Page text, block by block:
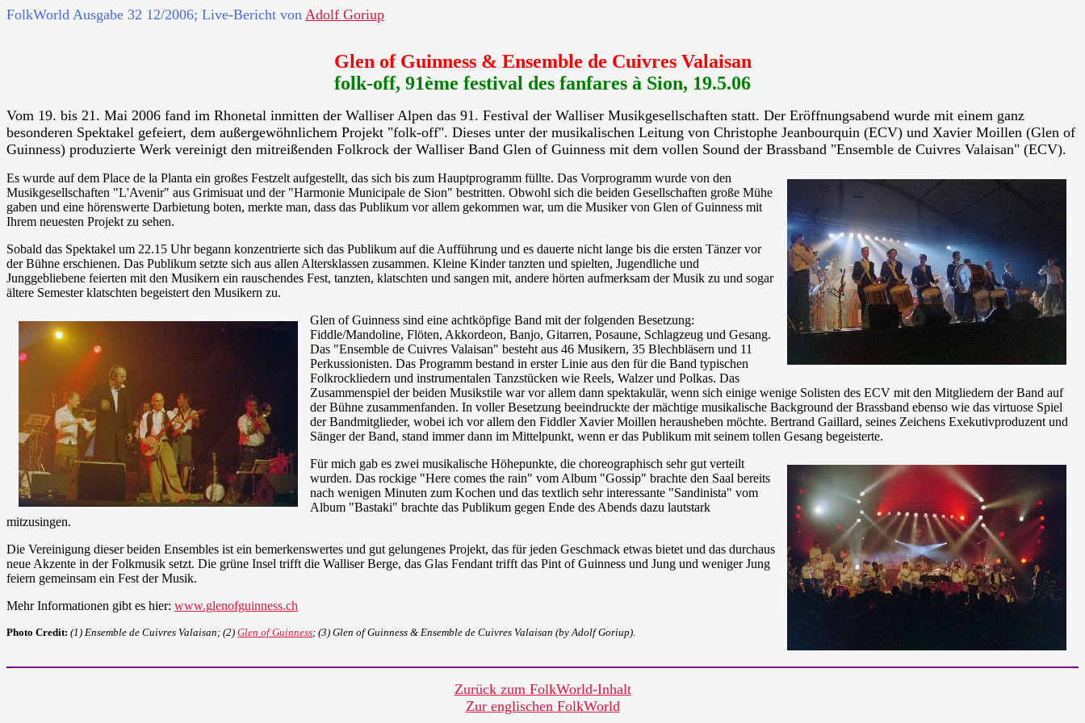
FolkWorld Ausgabe 32 12/2006; Live-Bericht von Adolf Goriup
Glen of Guinness & Ensemble de Cuivres Valaisan
folk-off, 91ème festival des fanfares à Sion, 19.5.06
Vom 19. bis 21. Mai 2006 fand im Rhonetal inmitten der Walliser Alpen das 91. Festival der Walliser Musikgesellschaften statt. Der Eröffnungsabend wurde mit einem ganz
besonderen Spektakel gefeiert, dem außergewöhnlichem Projekt "folk-off". Dieses unter der musikalischen Leitung von Christophe Jeanbourquin (ECV) und Xavier Moillen (Glen of
Guinness) produzierte Werk vereinigt den mitreißenden Folkrock der Walliser Band Glen of Guinness mit dem vollen Sound der Brassband "Ensemble de Cuivres Valaisan" (ECV).
Es wurde auf dem Place de la Planta ein großes Festzelt aufgestellt, das sich bis zum Hauptprogramm füllte. Das Vorprogramm wurde von den
Musikgesellschaften "L'Avenir" aus Grimisuat und der "Harmonie Municipale de Sion" bestritten. Obwohl sich die beiden Gesellschaften große Mühe
gaben und eine hörenswerte Darbietung boten, merkte man, dass das Publikum vor allem gekommen war, um die Musiker von Glen of Guinness mit
Ihrem neuesten Projekt zu sehen.
Sobald das Spektakel um 22.15 Uhr begann konzentrierte sich das Publikum auf die Aufführung und es dauerte nicht lange bis die ersten Tänzer vor
der Bühne erschienen. Das Publikum setzte sich aus allen Altersklassen zusammen. Kleine Kinder tanzten und spielten, Jugendliche und
Junggebliebene feierten mit den Musikern ein rauschendes Fest, tanzten, klatschten und sangen mit, andere hörten aufmerksam der Musik zu und sogar
ältere Semester klatschten begeistert den Musikern zu.
Glen of Guinness sind eine achtköpfige Band mit der folgenden Besetzung:
Fiddle/Mandoline, Flöten, Akkordeon, Banjo, Gitarren, Posaune, Schlagzeug und Gesang.
Das "Ensemble de Cuivres Valaisan" besteht aus 46 Musikern, 35 Blechbläsern und 11
Perkussionisten. Das Programm bestand in erster Linie aus den für die Band typischen
Folkrockliedern und instrumentalen Tanzstücken wie Reels, Walzer und Polkas. Das
Zusammenspiel der beiden Musikstile war vor allem dann spektakulär, wenn sich einige wenige Solisten des ECV mit den Mitgliedern der Band auf
der Bühne zusammenfanden. In voller Besetzung beeindruckte der mächtige musikalische Background der Brassband ebenso wie das virtuose Spiel
der Bandmitglieder, wobei ich vor allem den Fiddler Xavier Moillen herausheben möchte. Bertrand Gaillard, seines Zeichens Exekutivproduzent und
Sänger der Band, stand immer dann im Mittelpunkt, wenn er das Publikum mit seinem tollen Gesang begeisterte.
Für mich gab es zwei musikalische Höhepunkte, die choreographisch sehr gut verteilt
wurden. Das rockige "Here comes the rain" vom Album "Gossip" brachte den Saal bereits
nach wenigen Minuten zum Kochen und das textlich sehr interessante "Sandinista" vom
Album "Bastaki" brachte das Publikum gegen Ende des Abends dazu lautstark
mitzusingen.
Die Vereinigung dieser beiden Ensembles ist ein bemerkenswertes und gut gelungenes Projekt, das für jeden Geschmack etwas bietet und das durchaus
neue Akzente in der Folkmusik setzt. Die grüne Insel trifft die Walliser Berge, das Glas Fendant trifft das Pint of Guinness und Jung und weniger Jung
feiern gemeinsam ein Fest der Musik.
Mehr Informationen gibt es hier: www.glenofguinness.ch
Photo Credit: (1) Ensemble de Cuivres Valaisan; (2) Glen of Guinness; (3) Glen of Guinness & Ensemble de Cuivres Valaisan (by Adolf Goriup).
Zurück zum FolkWorld-Inhalt
Zur englischen FolkWorld